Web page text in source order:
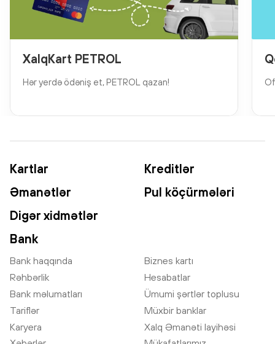
XalqKart PETROL
Hər yerdə ödəniş et, PETROL qazan!
Kartlar
Kreditlər
Əmanətlər
Pul köçürmələri
Digər xidmətlər
Bank
Bank haqqında
Biznes kartı
Rəhbərlik
Hesabatlar
Bank məlumatları
Ümumi şərtlər toplusu
Tariflər
Müxbir banklar
Karyera
Xalq Əmanəti layihəsi